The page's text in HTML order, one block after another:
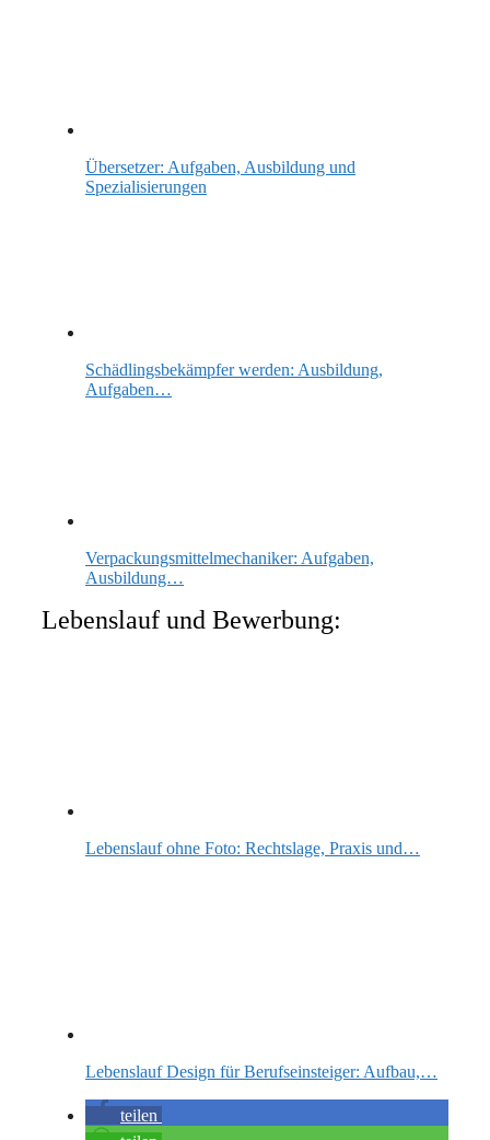
Übersetzer: Aufgaben, Ausbildung und
Spezialisierungen
Schädlingsbekämpfer werden: Ausbildung,
Aufgaben…
Verpackungsmittelmechaniker: Aufgaben,
Ausbildung…
Lebenslauf und Bewerbung:
Lebenslauf ohne Foto: Rechtslage, Praxis und…
Lebenslauf Design für Berufseinsteiger: Aufbau,…
teilen